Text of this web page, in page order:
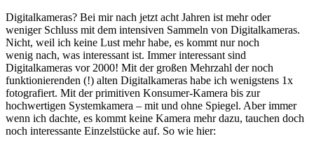
Digitalkameras? Bei mir nach jetzt acht Jahren ist mehr oder
weniger Schluss mit dem intensiven Sammeln von Digitalkameras.
Nicht, weil ich keine Lust mehr habe, es kommt nur noch
wenig nach, was interessant ist. Immer interessant sind
Digitalkameras vor 2000! Mit der großen Mehrzahl der noch
funktionierenden (!) alten Digitalkameras habe ich wenigstens 1x
fotografiert. Mit der primitiven Konsumer-Kamera bis zur
hochwertigen Systemkamera – mit und ohne Spiegel. Aber immer
wenn ich dachte, es kommt keine Kamera mehr dazu, tauchen doch
noch interessante Einzelstücke auf. So wie hier: